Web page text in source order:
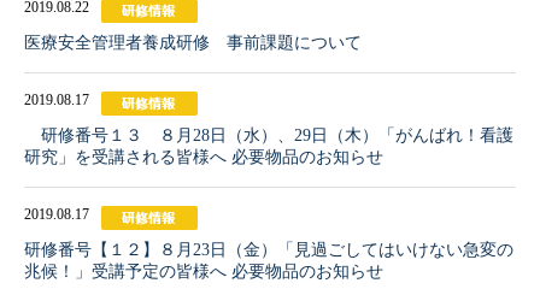
2019.08.22
医療安全管理者養成研修 事前課題について
2019.08.17
研修番号１３ ８月28日（水）、29日（木）「がんばれ！看護
研究」を受講される皆様へ 必要物品のお知らせ
2019.08.17
研修番号【１２】８月23日（金）「見過ごしてはいけない急変の
兆候！」受講予定の皆様へ 必要物品のお知らせ